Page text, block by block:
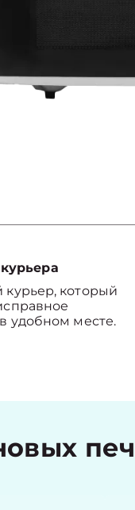
курьер, который
удобном месте.